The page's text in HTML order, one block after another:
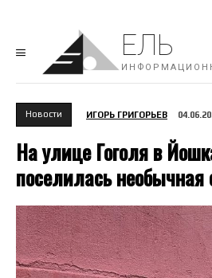
ЕЛЬ
Новости ИГОРЬ ГРИГОРЬЕВ
На улице Гоголя в
поселилась необычная